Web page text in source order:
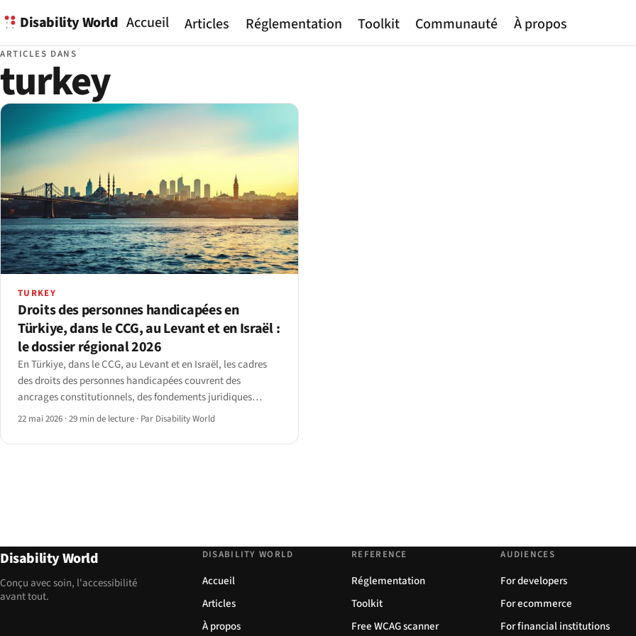
Disability World Accueil Articles Réglementation Toolkit Communauté À propos
ARTICLES DANS
turkey
TURKEY
Droits des personnes handicapées en
Türkiye, dans le CCG, au Levant et en Israël :
le dossier régional 2026
En Türkiye, dans le CCG, au Levant et en Israël, les cadres
des droits des personnes handicapées couvrent des
ancrages constitutionnels, des fondements juridiques
religieux, des réformes récentes proches du droit européen,
pays.
22 mai 2026 ·29 min de lecture · Par Disability World
Disability World
Conçu avec soin, l'accessibilité
avant tout.
DISABILITY WORLD
Accueil
Articles
À propos
REFERENCE
Réglementation
Toolkit
Free WCAG scanner
AUDIENCES
For developers
For ecommerce
For financial institutions